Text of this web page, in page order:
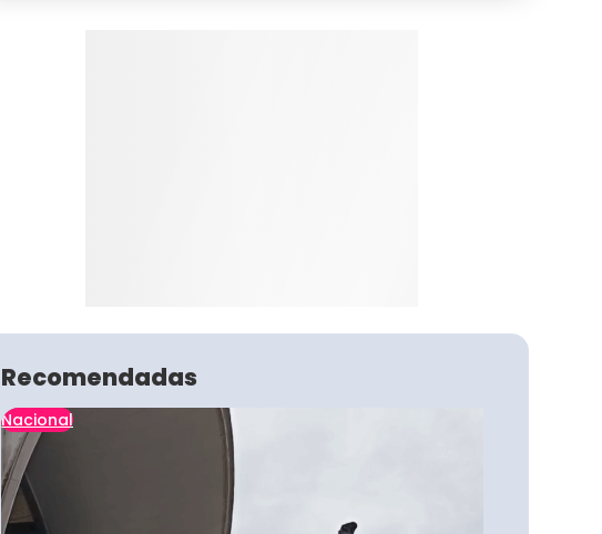
Recomendadas
Nacional